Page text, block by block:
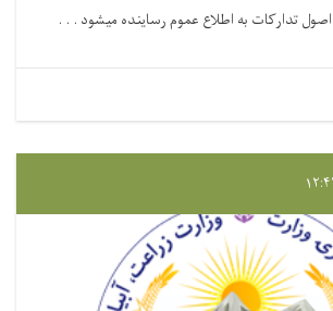
تدارکات به اطلاع عموم رساینده میشود . . .